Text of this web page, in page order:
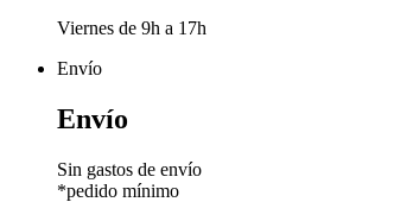
Viernes de 9h a 17h
Envío
Envío
Sin gastos de envío
*pedido mínimo